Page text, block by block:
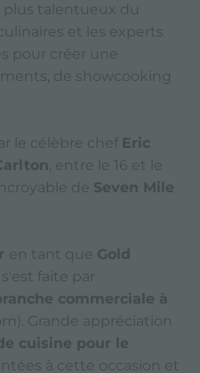
plus talentueux du
et les experts
pour créer une
de showcooking
le célèbre chef Eric
, entre le 16 et le
de Seven Mile
en tant que Gold
faite par
commerciale à
Grande appréciation
cuisine pour le
à cette occasion et